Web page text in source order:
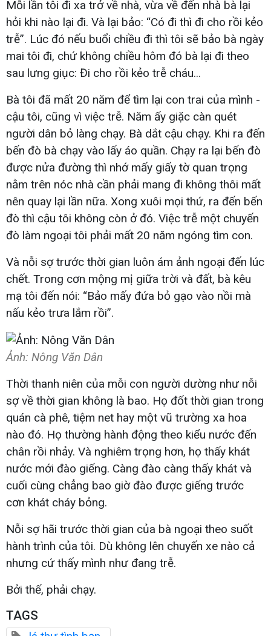
Mỗi lần tôi đi xa trở về nhà, vừa về đến nhà bà lại
hỏi khi nào lại đi. Và lại bảo: “Có đi thì đi cho rồi kẻo
trễ”. Lúc đó nếu buổi chiều đi thì tôi sẽ bảo bà ngày
mai tôi đi, chứ không chiều hôm đó bà lại đi theo
sau lưng giục: Đi cho rồi kẻo trễ cháu...
Bà tôi đã mất 20 năm để tìm lại con trai của mình -
cậu tôi, cũng vì việc trễ. Năm ấy giặc càn quét
người dân bỏ làng chạy. Bà dắt cậu chạy. Khi ra đến
bến đò bà chạy vào lấy áo quần. Chạy ra lại bến đò
được nửa đường thì nhớ mấy giấy tờ quan trọng
nằm trên nóc nhà cần phải mang đi không thôi mất
nên quay lại lần nữa. Xong xuôi mọi thứ, ra đến bến
đò thì cậu tôi không còn ở đó. Việc trễ một chuyến
đò làm ngoại tôi phải mất 20 năm ngóng tìm con.
Và nỗi sợ trước thời gian luôn ám ảnh ngoại đến lúc
chết. Trong cơn mộng mị giữa trời và đất, bà kêu
mạ tôi đến nói: “Bảo mấy đứa bỏ gạo vào nồi mà
nấu kẻo trưa lắm rồi”.
Ảnh: Nông Văn Dân
Thời thanh niên của mỗi con người dường như nỗi
sợ về thời gian không là bao. Họ đốt thời gian trong
quán cà phê, tiệm net hay một vũ trường xa hoa
nào đó. Họ thường hành động theo kiểu nước đến
chân rồi nhảy. Và nghiêm trọng hơn, họ thấy khát
nước mới đào giếng. Càng đào càng thấy khát và
cuối cùng chẳng bao giờ đào được giếng trước
cơn khát cháy bỏng.
Nỗi sợ hãi trước thời gian của bà ngoại theo suốt
hành trình của tôi. Dù không lên chuyến xe nào cả
nhưng cứ thấy mình như đang trễ.
Bởi thế, phải chạy.
TAGS